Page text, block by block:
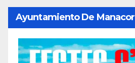
Ayuntamiento De Manacor